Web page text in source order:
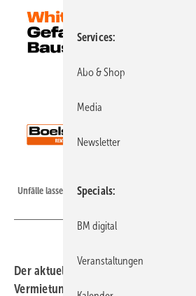
Unfälle lassen sich mit präventiven Maßnahmen
Der aktuelle Bauindex, eine Studie
Vermietungsunternehmen Boels
Services
Abo & Shop
Media
Newsletter
Specials
BM digital
Veranstaltungen